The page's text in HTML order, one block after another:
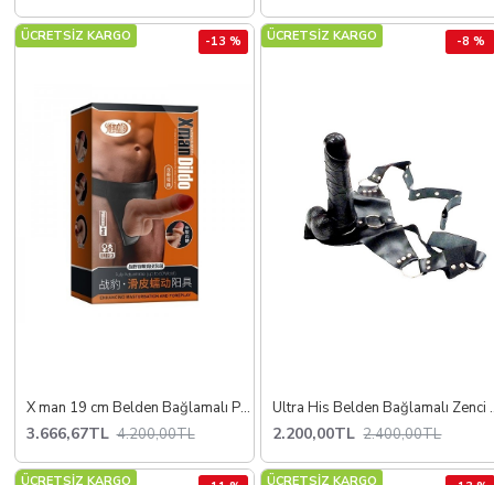
ÜCRETSİZ KARGO -13 %
X man 19 cm Belden Bağlamalı Penis
3.666,67TL 4.200,00TL
ÜCRETSİZ KARGO -8 %
Ultra His
2.200,00TL 2.400,00TL
ÜCRETSİZ KARGO ÜCRETSİZ KARGO